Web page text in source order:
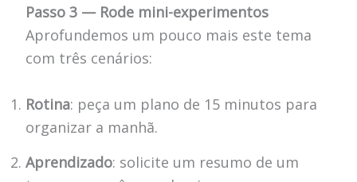
Passo 3 — Rode mini-experimentos
Aprofundemos um pouco mais este tema
com três cenários:
Rotina: peça um plano de 15 minutos para
organizar a manhã.
Aprendizado: solicite um resumo de um